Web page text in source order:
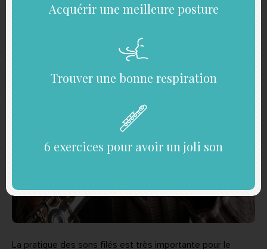
La pratique des sons filés est très importante pour le
Acquérir une meilleure posture
Trouver une bonne respiration
6 exercices pour avoir un joli son